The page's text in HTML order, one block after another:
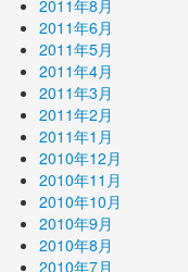
2011年8月
2011年6月
2011年5月
2011年4月
2011年3月
2011年2月
2011年1月
2010年12月
2010年11月
2010年10月
2010年9月
2010年8月
2010年7月